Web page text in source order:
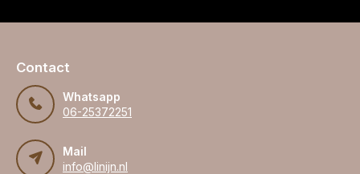
Contact
Whatsapp
06-25372251
Mail
info@linijn.nl